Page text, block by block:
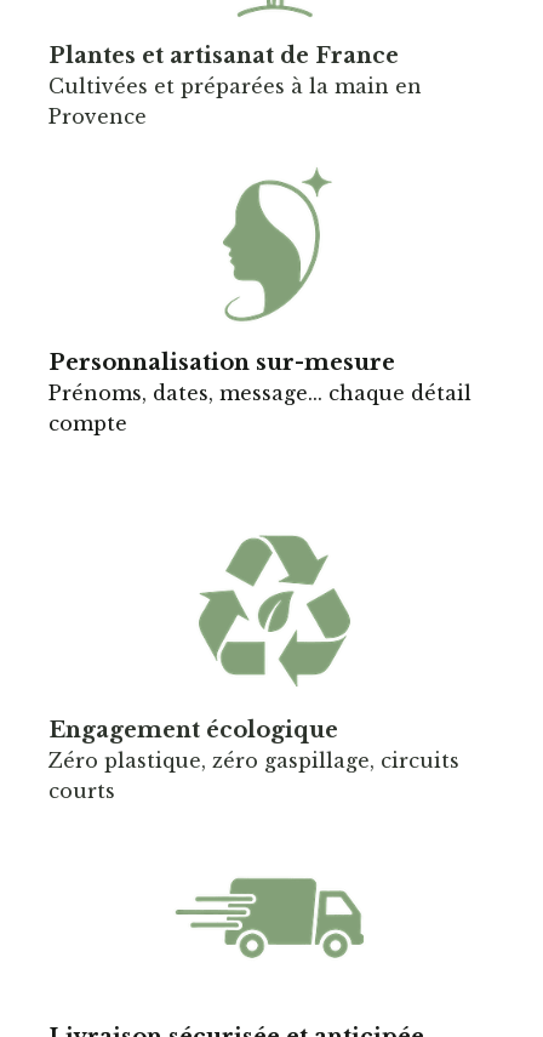
Plantes et artisanat de France
Cultivées et préparées à la main en
Provence
Personnalisation sur-mesure
Prénoms, dates, message... chaque détail
compte
Engagement écologique
Zéro plastique, zéro gaspillage, circuits
courts